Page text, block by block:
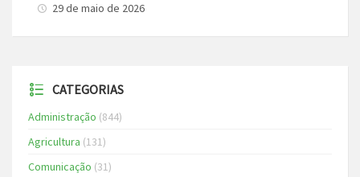
29 de maio de 2026
CATEGORIAS
Administração (844)
Agricultura (131)
Comunicação (31)